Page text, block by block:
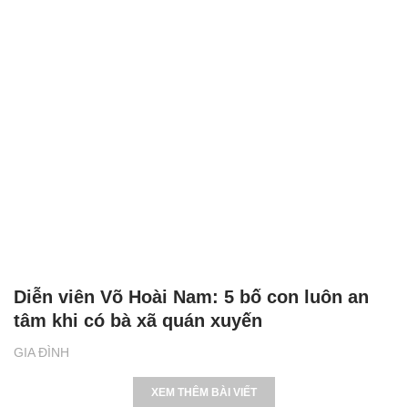
GIA ĐÌNH
Diễn viên Võ Hoài Nam: 5 bố con luôn an
tâm khi có bà xã quán xuyến
XEM THÊM BÀI VIẾT